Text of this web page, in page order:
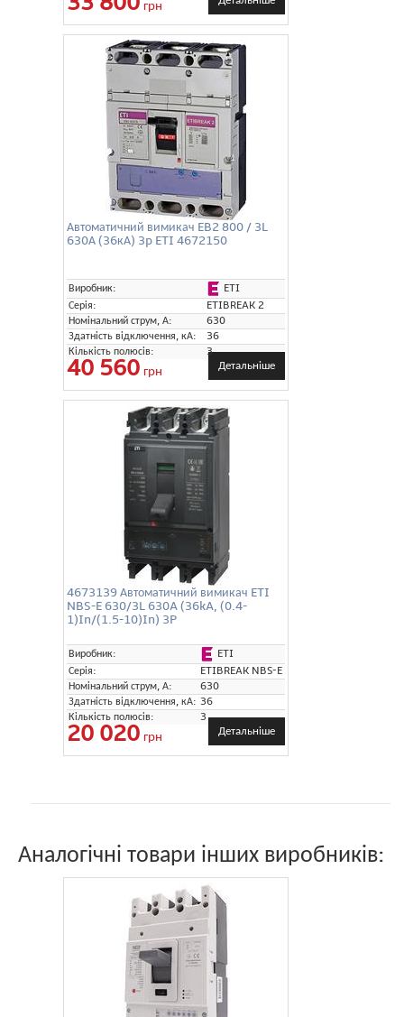
грн
Автоматичний вимикач EB2 800 / 3L
630А (36кА) 3p ETI 4672150
Виробник:
ETI
Серія:
ETIBREAK 2
Номінальний струм, А:
630
Здатність відключення, кА:
36
Кількість полюсів:
3
40 560 грн Детальніше
4673139 Автоматичний вимикач ETI
NBS-E 630/3L 630A (36kA, (0.4-
1)In/(1.5-10)In) 3P
Виробник:
ETI
Серія:
ETIBREAK NBS-E
Номінальний струм, А:
630
Здатність відключення, кА: 36
Кількість полюсів:
3
20 020 грн Детальніше
Аналогічні товари інших виробників: